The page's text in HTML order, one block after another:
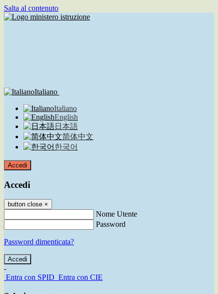
Salta al contenuto
Italiano
Italiano
English
日本語
简体中文
한국어
Accedi
Accedi
button close ×
Nome Utente
Password
Password dimenticata?
-
Entra con SPID Entra con CIE